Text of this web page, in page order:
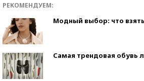
РЕКОМЕНДУЕМ:
Модный выбор: что
Самая трендовая обувь